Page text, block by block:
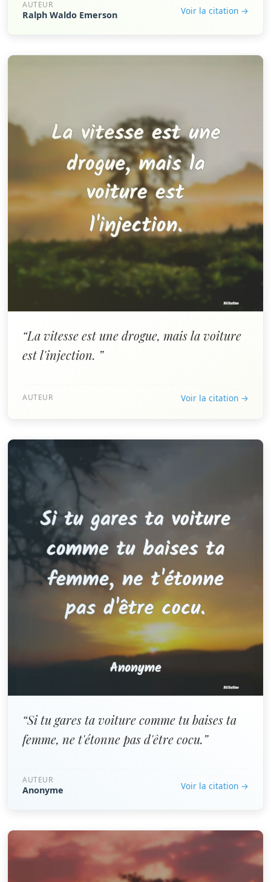
AUTEUR
Ralph Waldo Emerson Voir la citation →
“La vitesse est une drogue, mais la voiture
est l'injection. ”
AUTEUR Voir la citation →
“Si tu gares ta voiture comme tu baises ta
femme, ne t'étonne pas d'être cocu.”
AUTEUR
Anonyme Voir la citation →